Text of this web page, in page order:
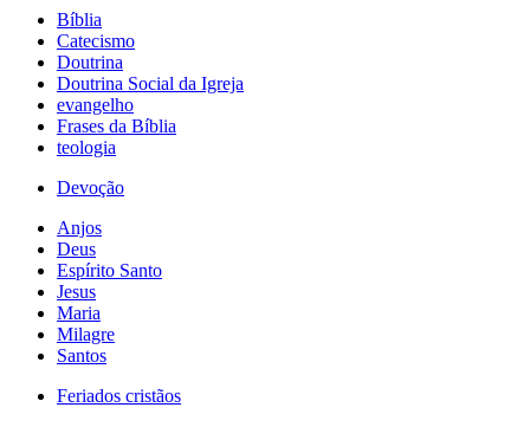
Bíblia
Catecismo
Doutrina
Doutrina Social da Igreja
evangelho
Frases da Bíblia
teologia
Devoção
Anjos
Deus
Espírito Santo
Jesus
Maria
Milagre
Santos
Feriados cristãos